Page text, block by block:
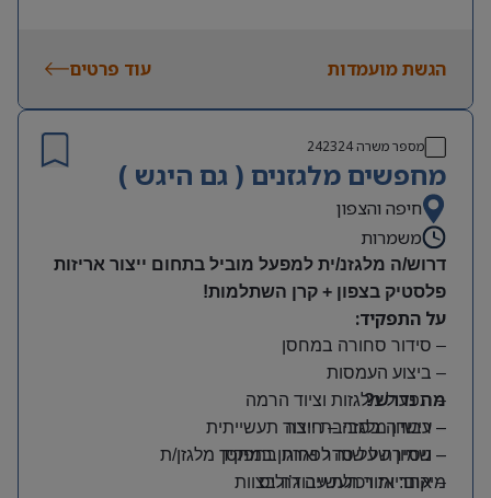
הגשת מועמדות עוד פרטים
מספר משרה242324
מחפשים מלגזנים ( גם היגש )
חיפה והצפון
משמרות
דרוש/ה מלגזנ/ית למפעל מוביל בתחום ייצור אריזות
פלסטיק בצפון + קרן השתלמות!
על התפקיד:
– סידור סחורה במחסן
– ביצוע העמסות
– תפעול מלגזות וציוד הרמה
– עבודה בסביבת ייצור תעשייתית
– שמירה על סדר וארגון במחסן
מה נדרש?
– רישיון מלגזה – חובה
– ניסיון של שנה לפחות בתפקיד מלגזן/ת
– אחריות ויכולת עבודה בצוות
מיקום: אזור תעשייה ג’וליס